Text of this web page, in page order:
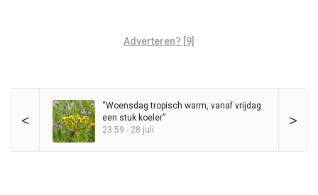
Adverteren? [9]
< >
“Woensdag tropisch warm, vanaf vrijdag
een stuk koeler”
23:59 - 28 juli